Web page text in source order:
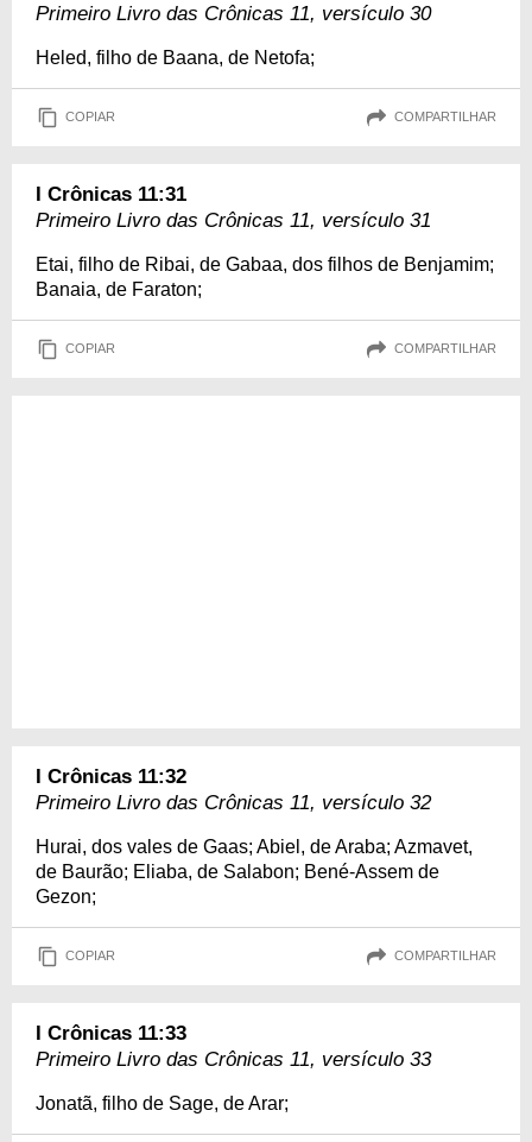
Primeiro Livro das Crônicas 11, versículo 30
Heled, filho de Baana, de Netofa;
COPIAR COMPARTILHAR
I Crônicas 11:31
Primeiro Livro das Crônicas 11, versículo 31
Etai, filho de Ribai, de Gabaa, dos filhos de Benjamim;
Banaia, de Faraton;
COPIAR COMPARTILHAR
I Crônicas 11:32
Primeiro Livro das Crônicas 11, versículo 32
Hurai, dos vales de Gaas; Abiel, de Araba; Azmavet,
de Baurão; Eliaba, de Salabon; Bené-Assem de
Gezon;
COPIAR COMPARTILHAR
I Crônicas 11:33
Primeiro Livro das Crônicas 11, versículo 33
Jonatã, filho de Sage, de Arar;